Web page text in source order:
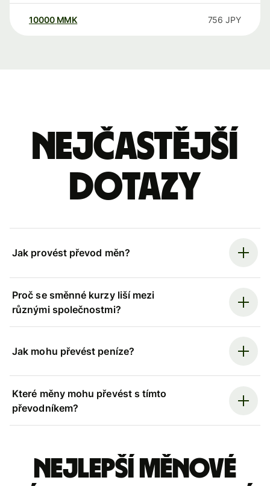
10000 MMK 756 JPY
Nejčastější
dotazy
Jak provést převod měn?
Proč se směnné kurzy liší mezi
různými společnostmi?
Jak mohu převést peníze?
Které měny mohu převést s tímto
převodníkem?
Nejlepší měnové